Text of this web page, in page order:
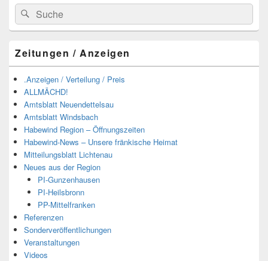
Suchen
nach:
Suchen
Zeitungen / Anzeigen
.Anzeigen / Verteilung / Preis
ALLMÄCHD!
Amtsblatt Neuendettelsau
Amtsblatt Windsbach
Habewind Region – Öffnungszeiten
Habewind-News – Unsere fränkische Heimat
Mitteilungsblatt Lichtenau
Neues aus der Region
PI-Gunzenhausen
PI-Heilsbronn
PP-Mittelfranken
Referenzen
Sonderveröffentlichungen
Veranstaltungen
Videos